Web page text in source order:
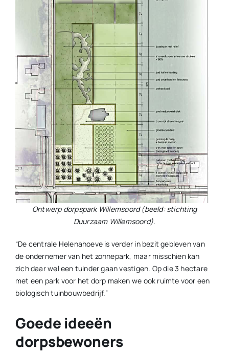
Ontwerp dorpspark Willemsoord (beeld: stichting
Duurzaam Willemsoord).
“De centrale Helenahoeve is verder in bezit gebleven van
de ondernemer van het zonnepark, maar misschien kan
zich daar wel een tuinder gaan vestigen. Op die 3 hectare
met een park voor het dorp maken we ook ruimte voor een
biologisch tuinbouwbedrijf.”
Goede ideeën
dorpsbewoners